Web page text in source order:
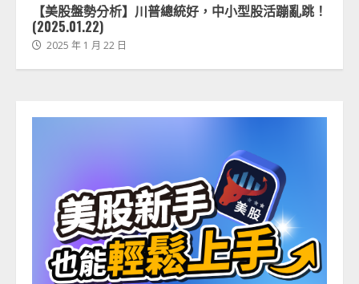
【美股盤勢分析】川普總統好，中小型股活蹦亂跳！
(2025.01.22)
2025 年 1 月 22 日